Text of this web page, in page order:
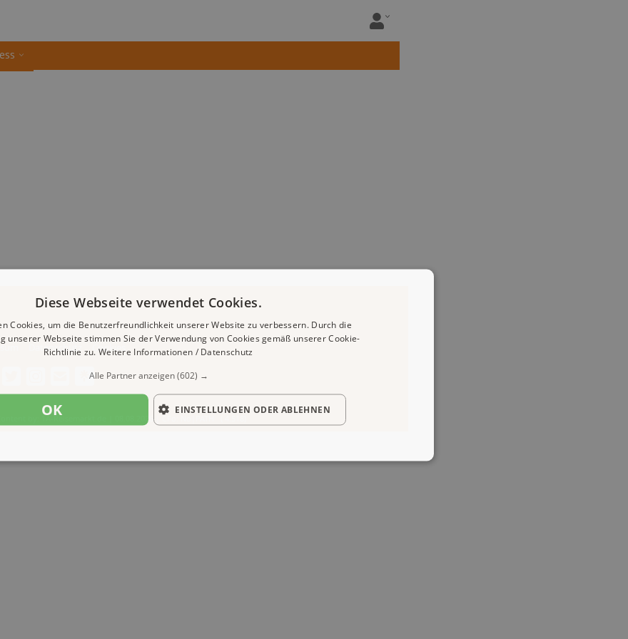
Datenschutz Cookies
by: 1A-Reisemarkt.de | 08.08.2026 | CFo: No|PATH ( 4.518)
Diese Webseite verwendet Cookies.
Cookies, um die Benutzerfreundlichkeit unserer Website zu verbessern. Durch die
unserer Webseite stimmen Sie der Verwendung von Cookies gemäß unserer Cookie-
Richtlinie zu. Weitere Informationen / Datenschutz
Alle Partner anzeigen(602) →
OK EINSTELLUNGEN ODER ABLEHNEN